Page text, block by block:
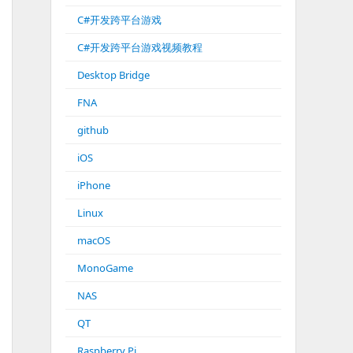
C#开发跨平台游戏
C#开发跨平台游戏视频教程
Desktop Bridge
FNA
github
iOS
iPhone
Linux
macOS
MonoGame
NAS
QT